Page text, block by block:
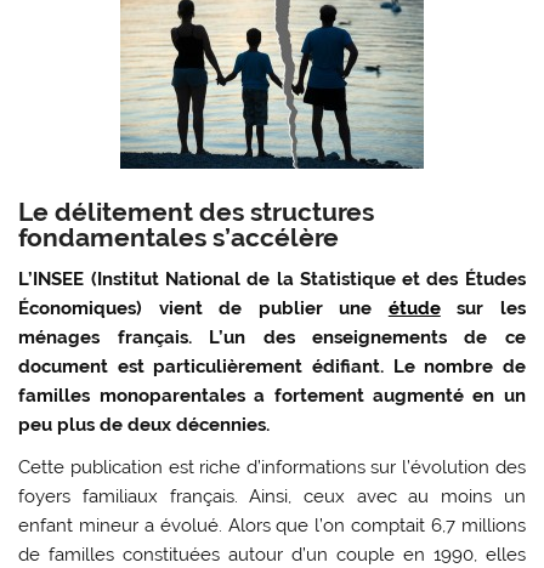
Le délitement des structures
fondamentales s’accélère
L’INSEE (Institut National de la Statistique et des Études
Économiques) vient de publier une étudesur les
ménages français. L’un des enseignements de ce
document est particulièrement édifiant. Le nombre de
familles monoparentales a fortement augmenté en un
peu plus de deux décennies.
Cette publication est riche d’informations sur l’évolution des
foyers familiaux français. Ainsi, ceux avec au moins un
enfant mineur a évolué. Alors que l’on comptait 6,7 millions
de familles constituées autour d’un couple en 1990, elles